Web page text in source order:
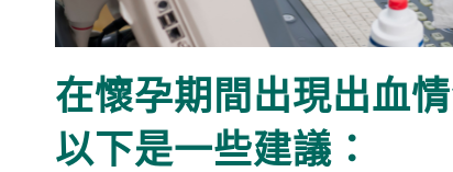
在懷孕期間出現出血
以下是一些建議：